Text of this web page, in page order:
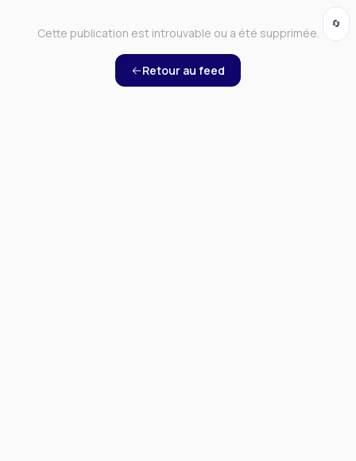
Cette publication est introuvable ou a été supprimée.
Retour au feed
🔄